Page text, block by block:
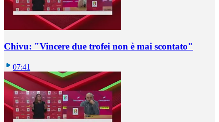
Chivu: "Vincere due trofei non è mai scontato"
07:41